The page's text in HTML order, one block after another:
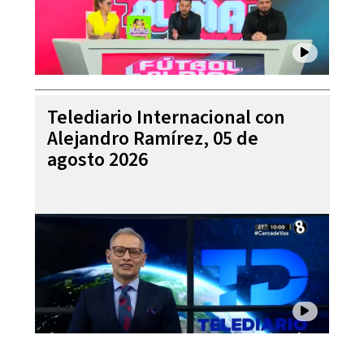
Telediario Internacional con
Alejandro Ramírez, 05 de
agosto 2026